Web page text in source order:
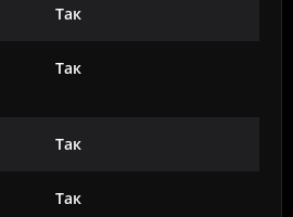
Так
Так
Так
Так